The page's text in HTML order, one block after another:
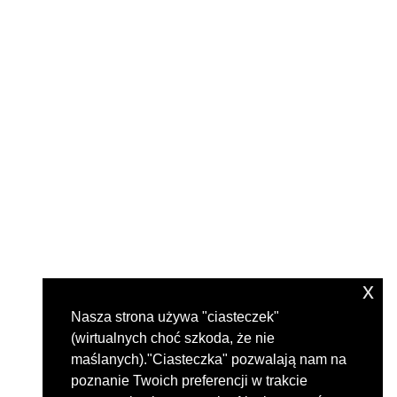
Nasza strona używa "ciasteczek"
(wirtualnych choć szkoda, że nie
maślanych)."Ciasteczka" pozwalają nam na
poznanie Twoich preferencji w trakcie
x